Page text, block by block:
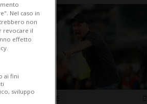
SUPER LEAGUE
Nel caso in
non
revocare il
effetto
ai fini
sviluppo